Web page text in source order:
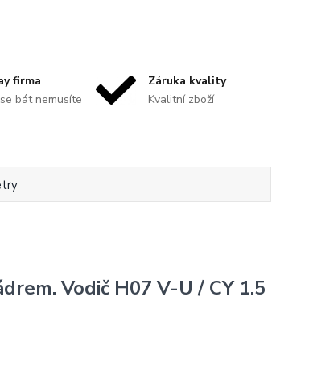
firma
bát nemusíte
Záruka kvality
Kvalitní zboží
Vodič H07 V-U / CY 1.5